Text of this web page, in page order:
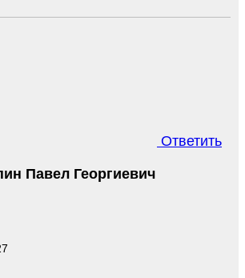
Ответить
Павел Георгиевич